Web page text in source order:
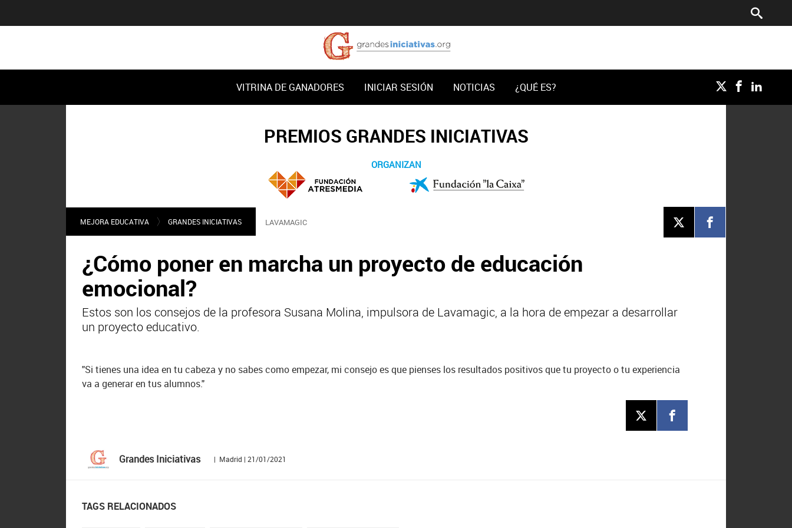
VITRINA DE GANADORES INICIAR SESIÓN NOTICIAS ¿QUÉ ES?
PREMIOS GRANDES INICIATIVAS
ORGANIZAN
MEJORA EDUCATIVA GRANDES INICIATIVAS LAVAMAGIC
¿Cómo poner en marcha un proyecto de educación
emocional?
Estos son los consejos de la profesora Susana Molina, impulsora de Lavamagic, a la hora de empezar a desarrollar
un proyecto educativo.
"Si tienes una idea en tu cabeza y no sabes como empezar, mi consejo es que pienses los resultados positivos que tu proyecto o tu experiencia
va a generar en tus alumnos."
Grandes Iniciativas | Madrid | 21/01/2021
TAGS RELACIONADOS